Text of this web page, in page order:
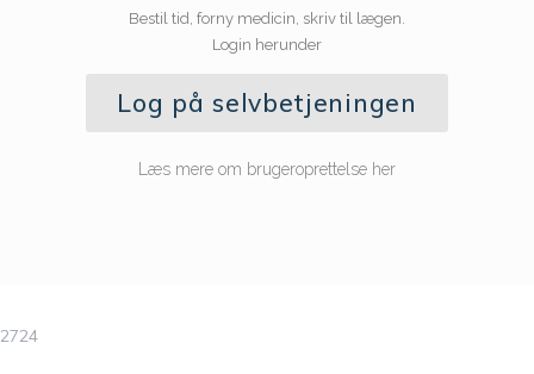
Bestil tid, forny medicin, skriv til lægen.
Login herunder
Log på selvbetjeningen
Læs mere om brugeroprettelse her
2724